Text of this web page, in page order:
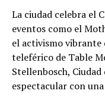
La ciudad celebra el
eventos como el
el activismo vibrante
teleférico de Table
Stellenbosch,
espectacular con